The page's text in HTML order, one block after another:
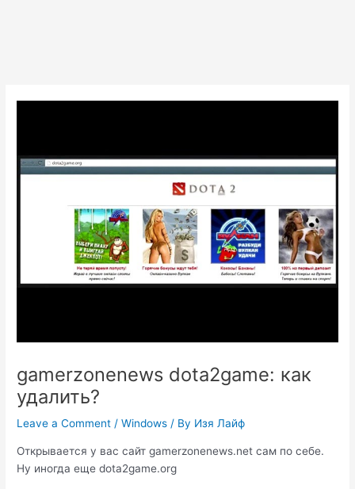
gamerzonenews dota2game: как
удалить?
Leave a Comment /Windows / By Изя Лайф
Открывается у вас сайт gamerzonenews.net сам по себе.
Ну иногда еще dota2game.org